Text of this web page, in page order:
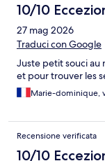
10/10
27 mag 2026
Traduci con Google
Juste petit souci au
et pour trouver les
Marie-dominique,
Recensione verificata
10/10